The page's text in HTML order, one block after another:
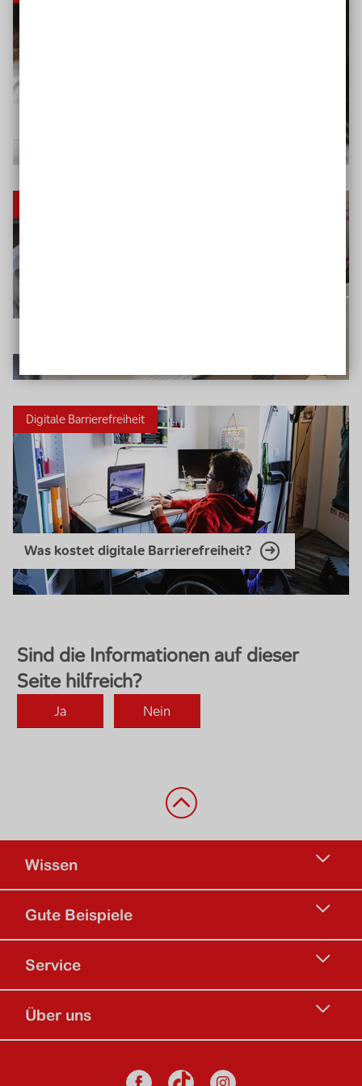
Was kostet digitale Barrierefreiheit?
Digitale Barrierefreiheit
Zurück nach oben
Wissen
Gute Beispiele
Service
Über uns